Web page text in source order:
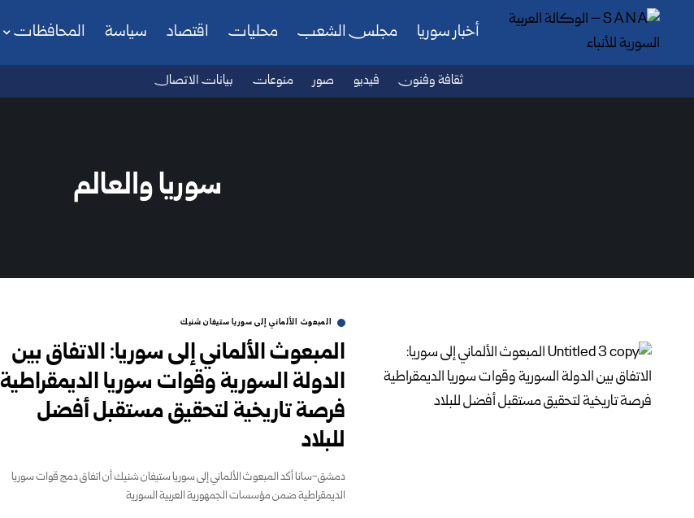
أخبار سوريا مجلس الشعب محليات اقتصاد سياسة المحافظات
ثقافة وفنون فيديو صور منوعات بيانات الاتصال
سوريا والعالم
المبعوث الألماني إلى سوريا ستيفان شنيك
المبعوث الألماني إلى سوريا: الاتفاق بين
الدولة السورية وقوات سوريا الديمقراطية
فرصة تاريخية لتحقيق مستقبل أفضل
للبلاد
دمشق-سانا أكد المبعوث الألماني إلى سوريا ستيفان شنيك أن اتفاق دمج قوات سوريا
الديمقراطية ضمن مؤسسات الجمهورية العربية السورية